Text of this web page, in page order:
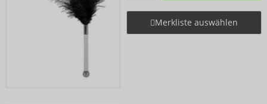
Merkliste auswählen